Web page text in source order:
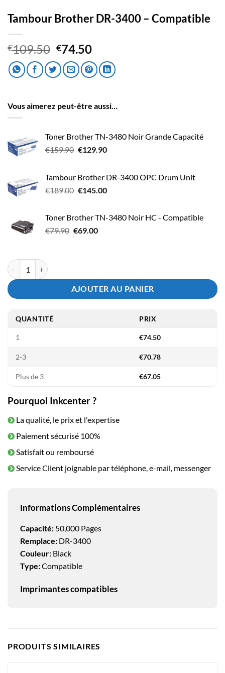
Tambour Brother DR-3400 – Compatible
€109.50 Le
prix
initial
€74.50Le
prix
actuel
Vous aimerez peut-être aussi…
Toner Brother TN-3480 Noir Grande Capacité
€159.90 Le
était :
€159.90.
€129.90Le
est :
€129.90.
Tambour Brother DR-3400 OPC Drum Unit
€189.00 Le
était :
€189.00.
€145.00Le
est :
Toner Brother TN-3480 Noir HC - Compatible
€79.90 Le
€69.00Le
quantité de Tambour Brother DR-3400 - Compatible
AJOUTER AU PANIER
QUANTITÉ PRIX
1 €74.50
2-3 €70.78
Plus de 3 €67.05
Pourquoi Inkcenter ?
La qualité, le prix et l'expertise
Paiement sécurisé 100%
Satisfait ou remboursé
Service Client joignable par téléphone, e-mail, messenger
Informations Complémentaires
Capacité: 50,000 Pages
Remplace: DR-3400
Couleur: Black
Type:Compatible
Imprimantes compatibles
PRODUITS SIMILAIRES